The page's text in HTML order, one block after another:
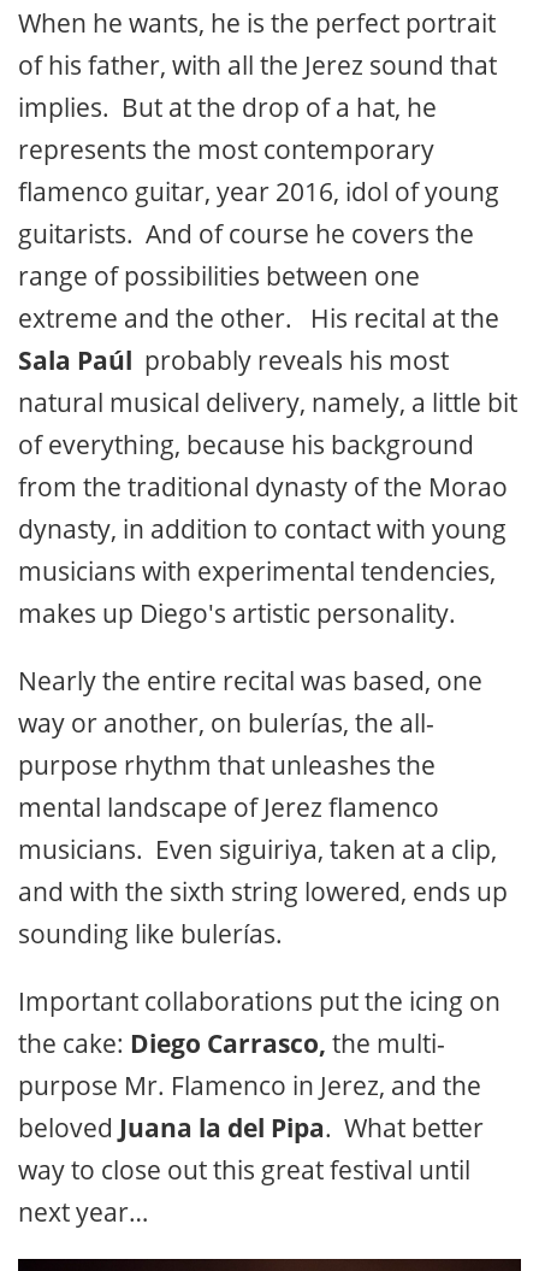
When he wants, he is the perfect portrait
of his father, with all the Jerez sound that
implies. But at the drop of a hat, he
represents the most contemporary
flamenco guitar, year 2016, idol of young
guitarists. And of course he covers the
range of possibilities between one
extreme and the other. His recital at the
Sala Paúl probably reveals his most
natural musical delivery, namely, a little bit
of everything, because his background
from the traditional dynasty of the Morao
dynasty, in addition to contact with young
musicians with experimental tendencies,
makes up Diego's artistic personality.
Nearly the entire recital was based, one
way or another, on bulerías, the all-
purpose rhythm that unleashes the
mental landscape of Jerez flamenco
musicians. Even siguiriya, taken at a clip,
and with the sixth string lowered, ends up
sounding like bulerías.
Important collaborations put the icing on
the cake: Diego Carrasco, the multi-
purpose Mr. Flamenco in Jerez, and the
beloved Juana la del Pipa. What better
way to close out this great festival until
next year…